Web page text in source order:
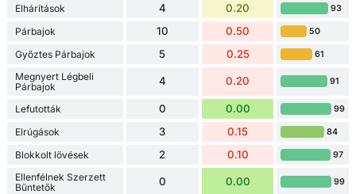
Elhárítások 4 0.20 93
Párbajok 10 0.50 50
Győztes Párbajok 5 0.25 61
Megnyert Légbeli
Párbajok
4 0.20 91
Lefutották 0 0.00 99
Elrúgások 3 0.15 84
Blokkolt lövések 2 0.10 97
Ellenfélnek Szerzett
Bűntetők
0 0.00 99